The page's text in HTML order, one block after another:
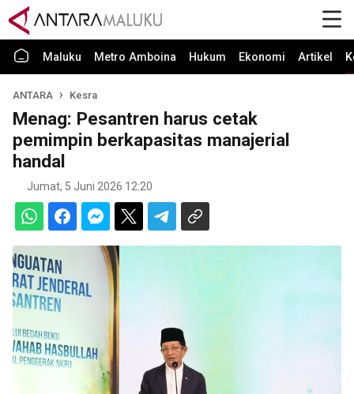
Maluku Metro Amboina Hukum Ekonomi Artikel
ANTARA Kesra
Menag: Pesantren harus cetak
pemimpin berkapasitas manajerial
handal
Jumat, 5 Juni 2026 12:20